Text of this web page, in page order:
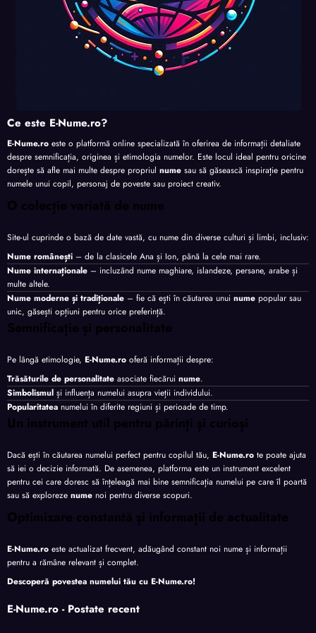
Ce este E-Nume.ro?
E-Nume.ro este o platformă online specializată în oferirea de informații detaliate
despre semnificația, originea și etimologia numelor. Este locul ideal pentru oricine
dorește să afle mai multe despre propriul nume sau să găsească inspirație pentru
numele unui copil, personaj de poveste sau proiect creativ.
O colecție variată de nume
Site-ul cuprinde o bază de date vastă, cu nume din diverse culturi și limbi, inclusiv:
Nume românești – de la clasicele Ana și Ion, până la cele mai rare.
Nume internaționale – incluzând nume maghiare, islandeze, persane, arabe și
multe altele.
Nume moderne și tradiționale – fie că ești în căutarea unui nume popular sau
unic, găsești opțiuni pentru orice preferință.
Semnificație și personalitate
Pe lângă etimologie, E-Nume.ro oferă informații despre:
Trăsăturile de personalitate asociate fiecărui nume.
Simbolismul și influența numelui asupra vieții individului.
Popularitatea numelui în diferite regiuni și perioade de timp.
Un instrument util pentru părinți și curioși
Dacă ești în căutarea numelui perfect pentru copilul tău, E-Nume.ro te poate ajuta
să iei o decizie informată. De asemenea, platforma este un instrument excelent
pentru cei care doresc să înțeleagă mai bine semnificația numelui pe care îl poartă
sau să exploreze nume noi pentru diverse scopuri.
Optimizare constantă și informații de actualitate
E-Nume.ro este actualizat frecvent, adăugând constant noi nume și informații
pentru a rămâne relevant și complet.
Descoperă povestea numelui tău cu E-Nume.ro!
E-Nume.ro - Postate recent